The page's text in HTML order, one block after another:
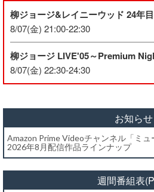
柳ジョージ&レイニーウッド 24年
8/07(金) 21:00-22:30
柳ジョージ LIVE'05～Premium
8/07(金) 22:30-24:30
お知らせ
Amazon Prime Videoチャンネル「ミュ
2026年8月配信作品ラインナップ
週間番組表